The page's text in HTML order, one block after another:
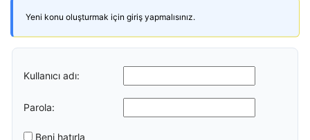
Yeni konu oluşturmak için giriş yapmalısınız.
Kullanıcı adı:
Parola:
Beni hatırla